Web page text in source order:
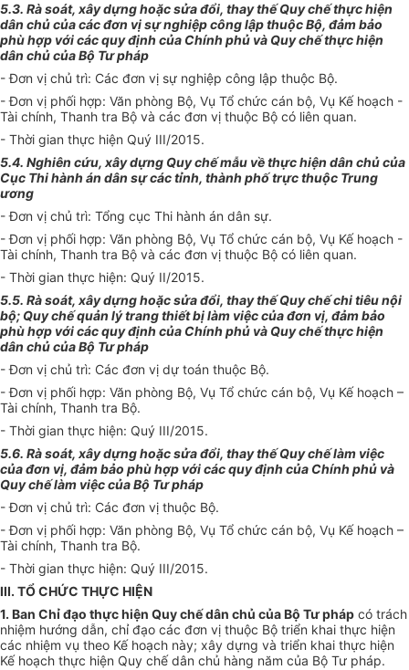
5.3. Rà soát, xây dựng hoặc sửa đổi, thay thế Quy chế thực hiện
dân chủ của các đơn vị sự nghiệp công lập thuộc Bộ, đảm bảo
phù hợp với các quy định của Chính phủ và Quy chế thực hiện
dân chủ của Bộ Tư pháp
- Đơn vị chủ trì: Các đơn vị sự nghiệp công lập thuộc Bộ.
- Đơn vị phối hợp: Văn phòng Bộ, Vụ Tổ chức cán bộ, Vụ Kế hoạch -
Tài chính, Thanh tra Bộ và các đơn vị thuộc Bộ có liên quan.
- Thời gian thực hiện Quý III/2015.
5.4. Nghiên cứu, xây dựng Quy chế mẫu về thực hiện dân chủ của
Cục Thi hành án dân sự các tỉnh, thành phố trực thuộc Trung
ương
- Đơn vị chủ trì: Tổng cục Thi hành án dân sự.
- Đơn vị phối hợp: Văn phòng Bộ, Vụ Tổ chức cán bộ, Vụ Kế hoạch -
Tài chính, Thanh tra Bộ và các đơn vị thuộc Bộ có liên quan.
- Thời gian thực hiện: Quý II/2015.
5.5. Rà soát, xây dựng hoặc sửa đổi, thay thế Quy chế chi tiêu nội
bộ; Quy chế quản lý trang thiết bị làm việc của đơn vị, đảm bảo
phù hợp với các quy định của Chính phủ và Quy chế thực hiện
dân chủ của Bộ Tư pháp
- Đơn vị chủ trì: Các đơn vị dự toán thuộc Bộ.
- Đơn vị phối hợp: Văn phòng Bộ, Vụ Tổ chức cán bộ, Vụ Kế hoạch –
Tài chính, Thanh tra Bộ.
- Thời gian thực hiện: Quý III/2015.
5.6. Rà soát, xây dựng hoặc sửa đổi, thay thế Quy chế làm việc
của đơn vị, đảm bảo phù hợp với các quy định của Chính phủ và
Quy chế làm việc của Bộ Tư pháp
- Đơn vị chủ trì: Các đơn vị thuộc Bộ.
- Đơn vị phối hợp: Văn phòng Bộ, Vụ Tổ chức cán bộ, Vụ Kế hoạch –
Tài chính, Thanh tra Bộ.
- Thời gian thực hiện: Quý III/2015.
III. TỔ CHỨC THỰC HIỆN
1. Ban Chỉ đạo thực hiện Quy chế dân chủ của Bộ Tư pháp có trách
nhiệm hướng dẫn, chỉ đạo các đơn vị thuộc Bộ triển khai thực hiện
các nhiệm vụ theo Kế hoạch này; xây dựng và triển khai thực hiện
Kế hoạch thực hiện Quy chế dân chủ hàng năm của Bộ Tư pháp.